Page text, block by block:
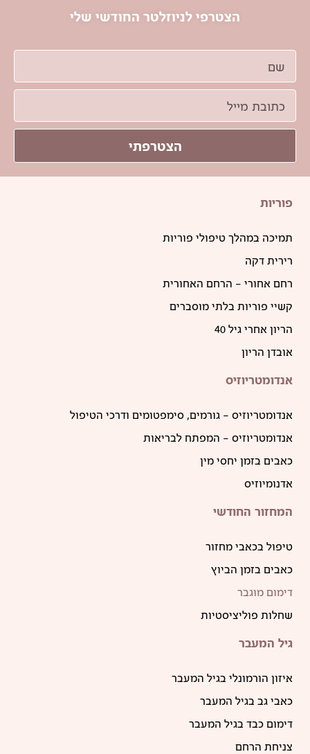
הצטרפי לניוזלטר החודשי שלי
הצטרפתי
פוריות
תמיכה במהלך טיפולי פוריות
רירית דקה
רחם אחורי – הרחם האחורית
קשיי פוריות בלתי מוסברים
הריון אחרי גיל 40
אובדן הריון
אנדומטריוזיס
אנדומטריוזיס – גורמים, סימפטומים ודרכי הטיפול
אנדומטריוזיס – המפתח לבריאות
כאבים בזמן יחסי מין
אדנומיוזיס
המחזור החודשי
טיפול בכאבי מחזור
כאבים בזמן הביוץ
דימום מוגבר
שחלות פוליציסטיות
גיל המעבר
איזון הורמונלי בגיל המעבר
כאבי גב בגיל המעבר
דימום כבד בגיל המעבר
צניחת הרחם